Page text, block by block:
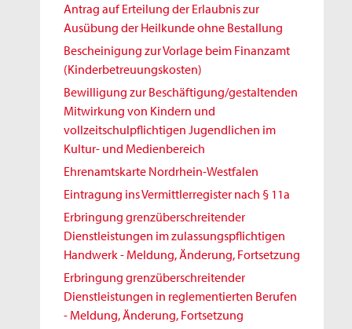
Antrag auf Erteilung der Erlaubnis zur
Ausübung der Heilkunde ohne Bestallung
Bescheinigung zur Vorlage beim Finanzamt
(Kinderbetreuungskosten)
Bewilligung zur Beschäftigung/gestaltenden
Mitwirkung von Kindern und
vollzeitschulpflichtigen Jugendlichen im
Kultur- und Medienbereich
Ehrenamtskarte Nordrhein-Westfalen
Eintragung ins Vermittlerregister nach § 11a
Erbringung grenzüberschreitender
Dienstleistungen im zulassungspflichtigen
Handwerk - Meldung, Änderung, Fortsetzung
Erbringung grenzüberschreitender
Dienstleistungen in reglementierten Berufen
- Meldung, Änderung, Fortsetzung